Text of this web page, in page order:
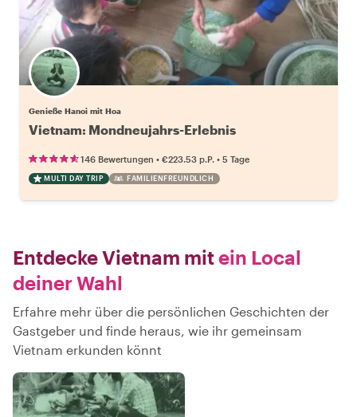
Genieße Hanoi mit Hoa
Vietnam: Mondneujahrs-Erlebnis
146 Bewertungen • €223.53 p.P. • 5 Tage
MULTI DAY TRIP FAMILIENFREUNDLICH
Entdecke Vietnam mitein Local
deiner Wahl
Erfahre mehr über die persönlichen Geschichten der
Gastgeber und finde heraus, wie ihr gemeinsam
Vietnam erkunden könnt